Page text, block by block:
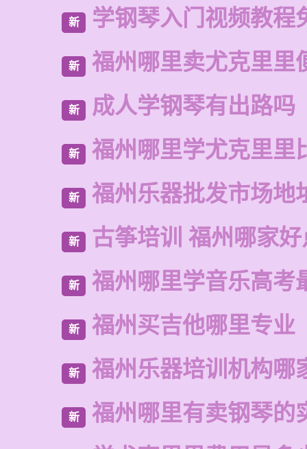
新 学钢琴入门视频教程
新 福州哪里卖尤克里里
新 成人学钢琴有出路吗
新 福州哪里学尤克里里
新 福州乐器批发市场地
新 古筝培训 福州哪家好
新 福州哪里学音乐高考
新 福州买吉他哪里专业
新 福州乐器培训机构哪
新
福州哪里有卖钢琴的